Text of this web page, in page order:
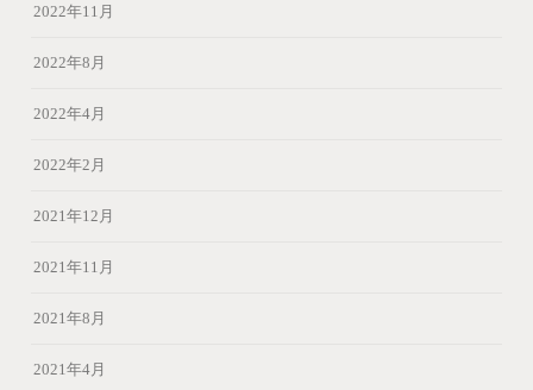
2022年11月
2022年8月
2022年4月
2022年2月
2021年12月
2021年11月
2021年8月
2021年4月